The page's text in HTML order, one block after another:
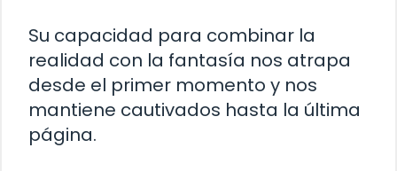
Su capacidad para combinar la
realidad con la fantasía nos atrapa
desde el primer momento y nos
mantiene cautivados hasta la última
página.